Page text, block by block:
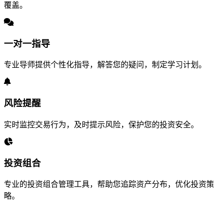
覆盖。
一对一指导
专业导师提供个性化指导，解答您的疑问，制定学习计划。
风险提醒
实时监控交易行为，及时提示风险，保护您的投资安全。
投资组合
专业的投资组合管理工具，帮助您追踪资产分布，优化投资策
略。